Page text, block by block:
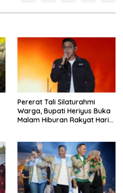
Pererat Tali Silaturahmi
Warga, Bupati Heriyus Buka
Malam Hiburan Rakyat Hari